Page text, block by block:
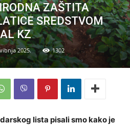
ZAŠTITA
SREDSTVOM
KZ
2025. 1302
lista pisali smo kako je